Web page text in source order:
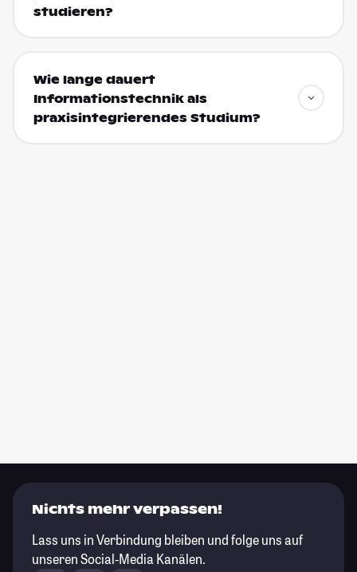
studieren?
Wie lange dauert
Informationstechnik als
praxisintegrierendes Studium?
Nichts mehr verpassen!
Lass uns in Verbindung bleiben und folge uns auf
unseren Social-Media Kanälen.